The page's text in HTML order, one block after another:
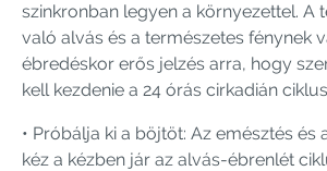
szinkronban legyen a környezettel. A
való alvás és a természetes fénynek
ébredéskor erős jelzés arra, hogy
kell kezdenie a 24 órás cirkadián
• Próbálja ki a böjtöt: Az emésztés és
kéz a kézben jár az alvás-ébrenlét